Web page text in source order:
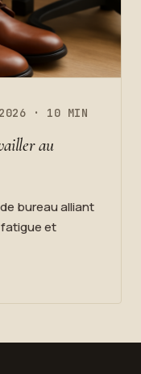
· 10 MIN
au
bureau alliant
et